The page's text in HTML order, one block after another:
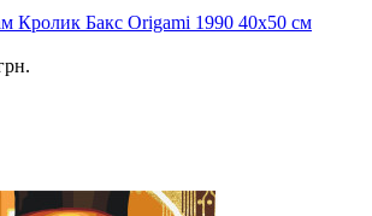
Кролик Бакс Origami 1990 40x50 см